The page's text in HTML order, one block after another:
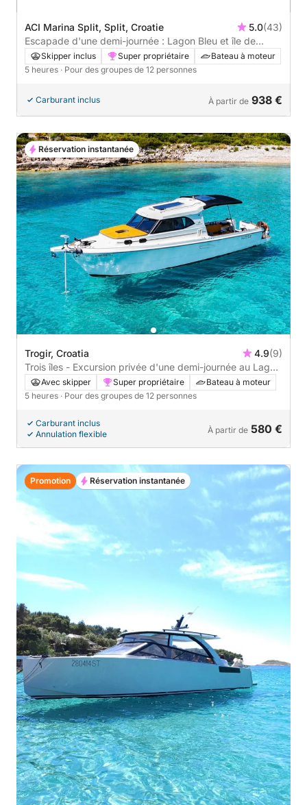
ACI Marina Split, Split, Croatie 5.0(43)
Escapade d'une demi-journée : Lagon Bleu et île de
ČiovoSkipper inclus Super propriétaire
Bateau à moteur
5 heures · Pour des groupes de 12 personnes
Carburant inclus À partir de 938 €
Trogir, Croatia 4.9(9)
Trois îles - Excursion privée d'une demi-journée au Lagon
BleuAvec skipper Super propriétaire
Bateau à moteur
5 heures · Pour des groupes de 12 personnes
Carburant inclus
Annulation flexible
À partir de 580 €
Réservation instantanée
Promotion Réservation instantanée